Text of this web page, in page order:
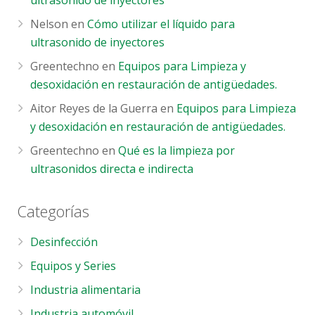
Nelson enCómo utilizar el líquido para
ultrasonido de inyectores
Greentechno en Equipos para Limpieza y
desoxidación en restauración de antigüedades.
Aitor Reyes de la Guerra en Equipos para Limpieza
y desoxidación en restauración de antigüedades.
Greentechno enQué es la limpieza por
ultrasonidos directa e indirecta
Categorías
Desinfección
Equipos y Series
Industria alimentaria